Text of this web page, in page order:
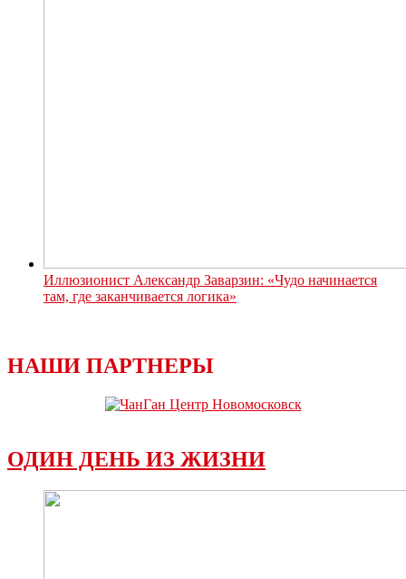
Иллюзионист Александр Заварзин: «Чудо начинается
там, где заканчивается логика»
НАШИ ПАРТНЕРЫ
ОДИН ДЕНЬ ИЗ ЖИЗНИ